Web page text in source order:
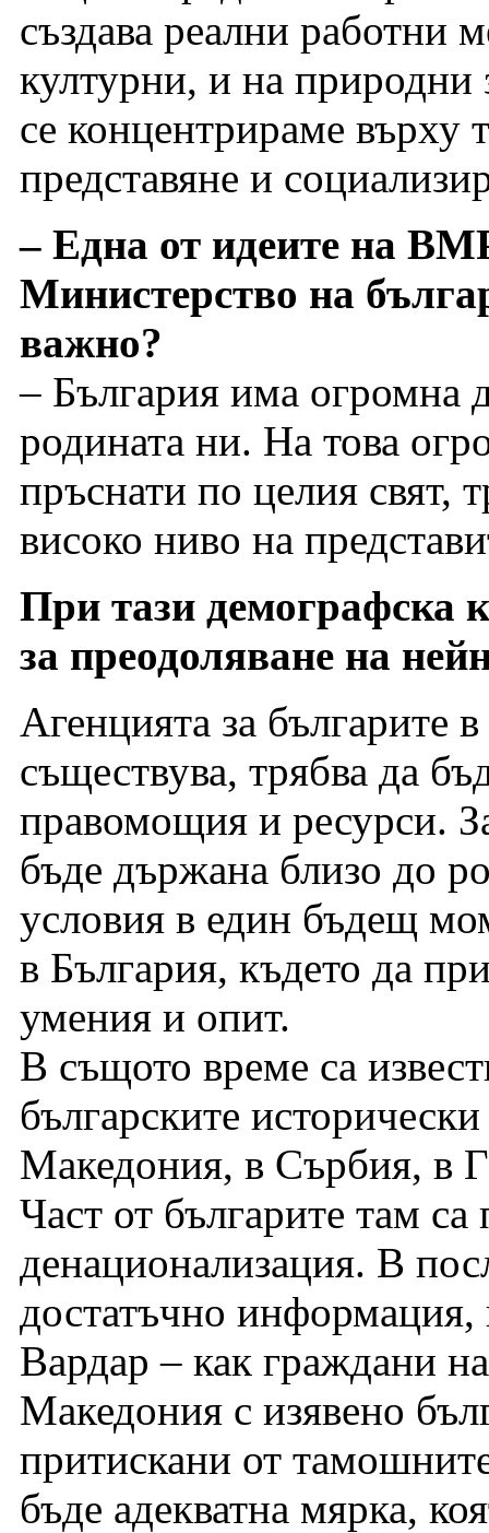
създава реални работни
културни, и на природни
се концентрираме върху
представяне и
– Една от идеите на
Министерство на
важно?
– България има огромна
родината ни. На това
пръснати по целия свят,
високо ниво на
При тази демографска
за преодоляване на
Агенцията за българите
съществува, трябва да
правомощия и ресурси.
бъде държана близо до
условия в един бъдещ
в България, където да
умения и опит.
В същото време са
българските
Македония, в Сърбия, в
Част от българите там
денационализация. В
достатъчно информация,
Вардар – как граждани
Македония с изявено
притискани от
бъде адекватна мярка,